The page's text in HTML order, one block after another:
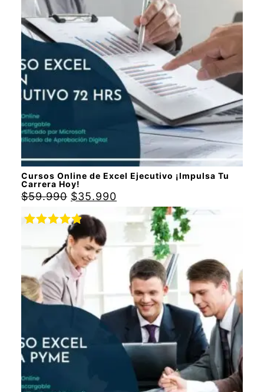
Cursos Online de Excel Ejecutivo ¡Impulsa Tu
Carrera Hoy!
$59.990 $35.990
Valorado
con5.00de